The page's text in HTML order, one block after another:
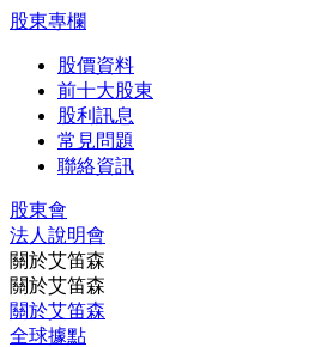
股東專欄
股價資料
前十大股東
股利訊息
常見問題
聯絡資訊
股東會
法⼈說明會
關於艾笛森
關於艾笛森
關於艾笛森
全球據點